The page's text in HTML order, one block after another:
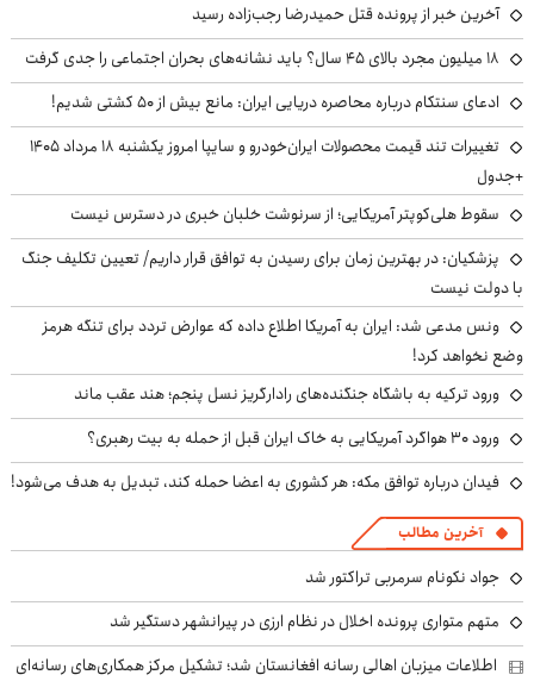
آخرین خبر از پرونده قتل حمیدرضا رجب‌زاده رسید
۱۸ میلیون مجرد بالای ۴۵ سال؟ باید نشانه‌های بحران اجتماعی را جدی گرفت
ادعای سنتکام درباره محاصره دریایی ایران: مانع بیش از ۵۰ کشتی شدیم!
تغییرات تند قیمت محصولات ایران‌خودرو و سایپا امروز یکشنبه ۱۸ مرداد ۱۴۰۵
+جدول
سقوط هلی‌کوپتر آمریکایی؛ از سرنوشت خلبان خبری در دسترس نیست
پزشکیان‌: در بهترین زمان برای رسیدن به توافق قرار داریم/ تعیین تکلیف جنگ
با دولت نیست
ونس مدعی شد: ایران به آمریکا اطلاع داده که عوارض تردد برای تنگه هرمز
وضع نخواهد کرد!
ورود ترکیه به باشگاه جنگنده‌های رادارگریز نسل پنجم؛ هند عقب ماند
ورود ۳۰ هواگرد آمریکایی به خاک ایران قبل از حمله به بیت رهبری؟
فیدان درباره توافق مکه: هر کشوری به اعضا حمله کند، تبدیل به هدف می‌شود!
آخرین مطالب
جواد نکونام سرمربی تراکتور شد
متهم متواری پرونده اخلال در نظام ارزی در پیرانشهر دستگیر شد
اطلاعات میزبان اهالی رسانه افغانستان شد؛ تشکیل مرکز همکاری‌های رسانه‌ای